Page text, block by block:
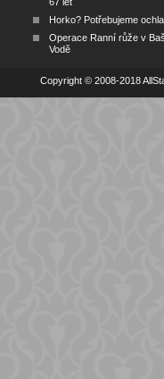
Horko? Potřebujeme
Operace Ranní růže v
Vodě
Copyright © 2008-2018